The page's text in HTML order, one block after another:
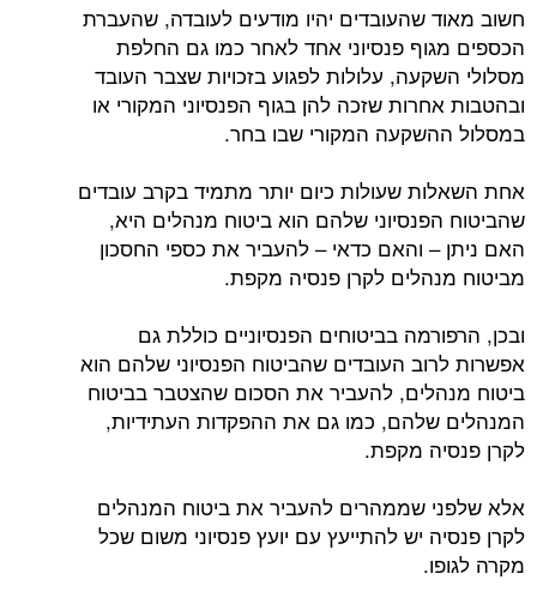
חשוב מאוד שהעובדים יהיו מודעים לעובדה, שהעברת
הכספים מגוף פנסיוני אחד לאחר כמו גם החלפת
מסלולי השקעה, עלולות לפגוע בזכויות שצבר העובד
ובהטבות אחרות שזכה להן בגוף הפנסיוני המקורי או
במסלול ההשקעה המקורי שבו בחר.
אחת השאלות שעולות כיום יותר מתמיד בקרב עובדים
שהביטוח הפנסיוני שלהם הוא ביטוח מנהלים היא,
האם ניתן – והאם כדאי – להעביר את כספי החסכון
מביטוח מנהלים לקרן פנסיה מקפת.
ובכן, הרפורמה בביטוחים הפנסיוניים כוללת גם
אפשרות לרוב העובדים שהביטוח הפנסיוני שלהם הוא
ביטוח מנהלים, להעביר את הסכום שהצטבר בביטוח
המנהלים שלהם, כמו גם את ההפקדות העתידיות,
לקרן פנסיה מקפת.
אלא שלפני שממהרים להעביר את ביטוח המנהלים
לקרן פנסיה יש להתייעץ עם יועץ פנסיוני משום שכל
מקרה לגופו.